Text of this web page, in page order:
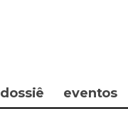
dossiê eventos